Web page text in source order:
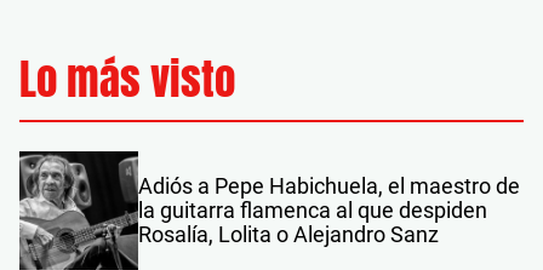
Lo más visto
Adiós a Pepe Habichuela, el maestro de
la guitarra flamenca al que despiden
Rosalía, Lolita o Alejandro Sanz